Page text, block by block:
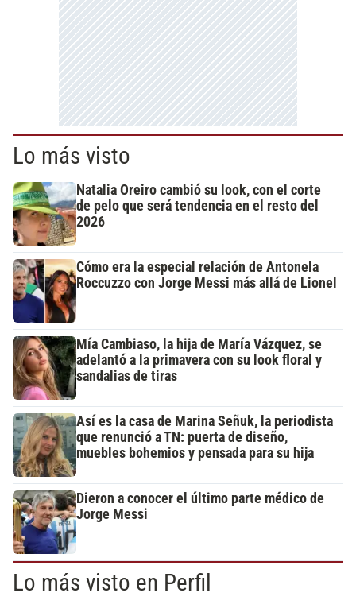
Lo más visto
Natalia Oreiro cambió su look, con el corte
de pelo que será tendencia en el resto del
2026
Cómo era la especial relación de Antonela
Roccuzzo con Jorge Messi más allá de Lionel
Mía Cambiaso, la hija de María Vázquez, se
adelantó a la primavera con su look floral y
sandalias de tiras
Así es la casa de Marina Señuk, la periodista
que renunció a TN: puerta de diseño,
muebles bohemios y pensada para su hija
Dieron a conocer el último parte médico de
Jorge Messi
Lo más visto en Perfil